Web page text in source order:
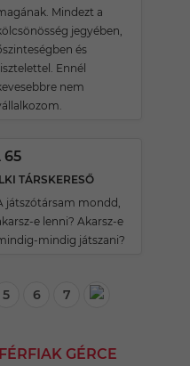
Mindezt a
jegyében,
és
Ennél
nem
65
TÁRSKERESŐ
játszótársam mondd,
e lenni? Akarsz-e
mindig játszani?
5 6 7
GÉRCE